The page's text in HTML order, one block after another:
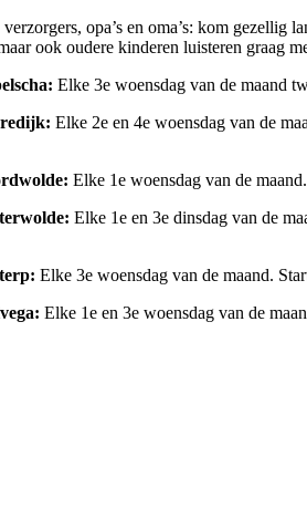
verzorgers, opa’s en oma’s: kom
ook oudere kinderen luisteren graag
Elke 3e woensdag van de maand
Elke 2e en 4e woensdag van de
Elke 1e woensdag van de
Elke 1e en 3e dinsdag van de
Elke 3e woensdag van de maand.
Elke 1e en 3e woensdag van de